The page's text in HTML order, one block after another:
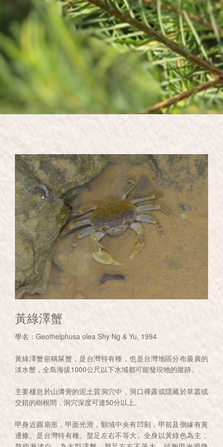
黃綠澤蟹
學名：Geothelphusa olea Shy Ng & Yu, 1994
黃綠澤蟹俗稱屎蟹，是台灣特有種，也是台灣地區分布最廣的
淡水蟹，全島海拔1000公尺以下水域都可能發現牠的蹤跡。
主要棲息於山溝旁的泥土質洞穴中，洞口裸露或隱藏於草叢或
交錯的樹根間，洞穴深度可達50分以上。
甲身近圓扇形，甲面光滑，額域中央有凹刻，甲前及側緣有黃
邊條。是台灣特有種。螯足左右不等大。全身以黃綠色為主，